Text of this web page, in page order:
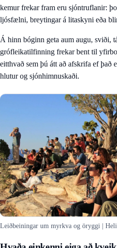
kemur frekar fram eru sjóntruflanir:
ljósfælni, breytingar á litaskyni eða
Á hinn bóginn geta aum augu, sviði,
grófleikatilfinning frekar bent til
eitthvað sem þú átt að afskrifa ef það
hlutur og sjónhimnuskaði.
Leiðbeiningar um myrkva og öryggi |